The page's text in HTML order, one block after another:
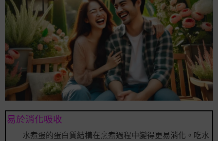
易於消化吸收
水煮蛋的蛋白質結構在烹煮過程中變得更易消化。吃水